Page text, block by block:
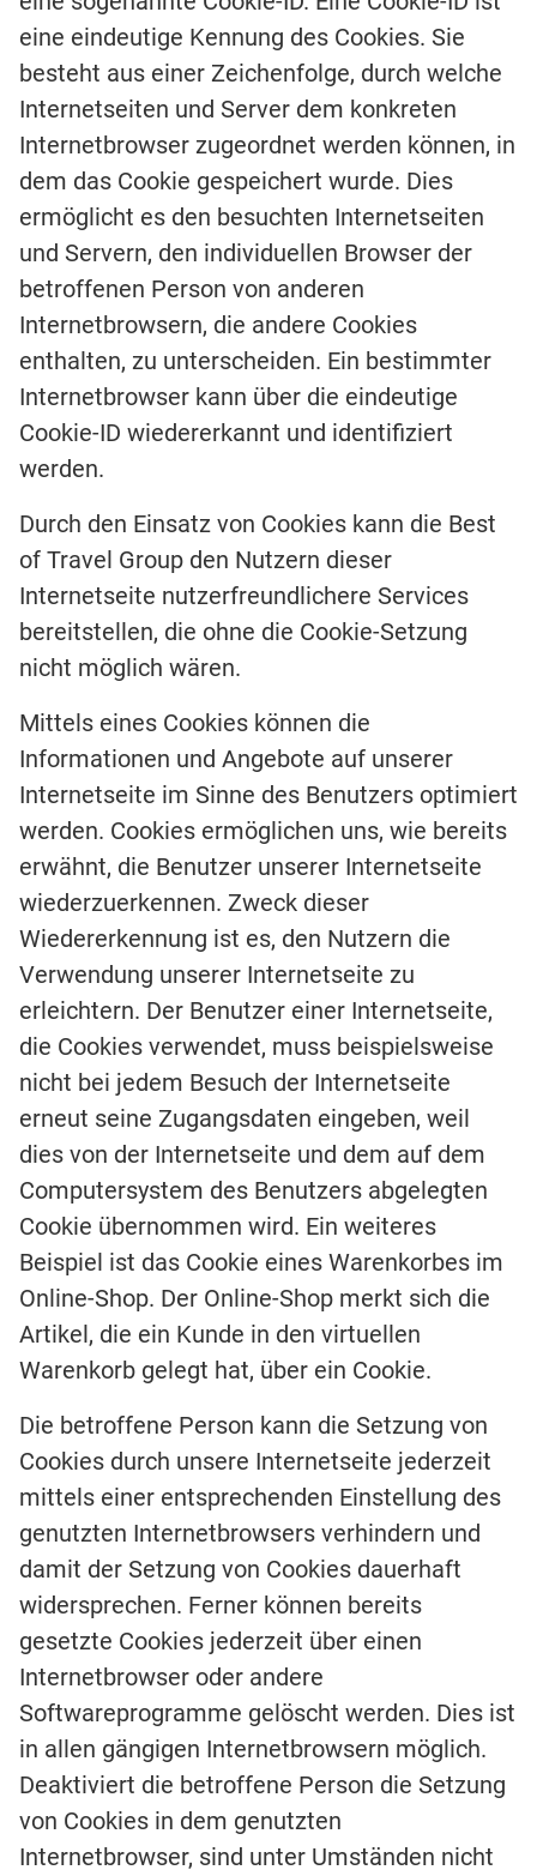
eine eindeutige Kennung des Cookies. Sie
besteht aus einer Zeichenfolge, durch welche
Internetseiten und Server dem konkreten
Internetbrowser zugeordnet werden können, in
dem das Cookie gespeichert wurde. Dies
ermöglicht es den besuchten Internetseiten
und Servern, den individuellen Browser der
betroffenen Person von anderen
Internetbrowsern, die andere Cookies
enthalten, zu unterscheiden. Ein bestimmter
Internetbrowser kann über die eindeutige
Cookie-ID wiedererkannt und identifiziert
werden.
Durch den Einsatz von Cookies kann die Best
of Travel Group den Nutzern dieser
Internetseite nutzerfreundlichere Services
bereitstellen, die ohne die Cookie-Setzung
nicht möglich wären.
Mittels eines Cookies können die
Informationen und Angebote auf unserer
Internetseite im Sinne des Benutzers optimiert
werden. Cookies ermöglichen uns, wie bereits
erwähnt, die Benutzer unserer Internetseite
wiederzuerkennen. Zweck dieser
Wiedererkennung ist es, den Nutzern die
Verwendung unserer Internetseite zu
erleichtern. Der Benutzer einer Internetseite,
die Cookies verwendet, muss beispielsweise
nicht bei jedem Besuch der Internetseite
erneut seine Zugangsdaten eingeben, weil
dies von der Internetseite und dem auf dem
Computersystem des Benutzers abgelegten
Cookie übernommen wird. Ein weiteres
Beispiel ist das Cookie eines Warenkorbes im
Online-Shop. Der Online-Shop merkt sich die
Artikel, die ein Kunde in den virtuellen
Warenkorb gelegt hat, über ein Cookie.
Die betroffene Person kann die Setzung von
Cookies durch unsere Internetseite jederzeit
mittels einer entsprechenden Einstellung des
genutzten Internetbrowsers verhindern und
damit der Setzung von Cookies dauerhaft
widersprechen. Ferner können bereits
gesetzte Cookies jederzeit über einen
Internetbrowser oder andere
Softwareprogramme gelöscht werden. Dies ist
in allen gängigen Internetbrowsern möglich.
Deaktiviert die betroffene Person die Setzung
von Cookies in dem genutzten
Internetbrowser, sind unter Umständen nicht